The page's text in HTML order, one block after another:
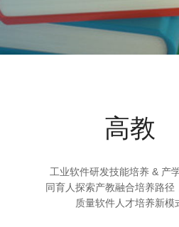
高教
工业软件研发技能培养 & 产
同育人探索产教融合培养路径
质量软件人才培养新模